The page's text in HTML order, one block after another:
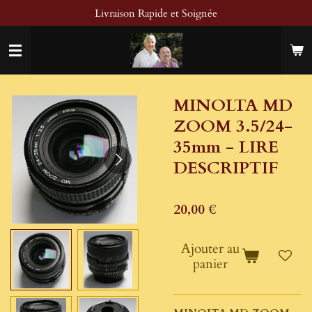
au
contenu
principal
Livraison Rapide et Soignée
MINOLTA MD
ZOOM 3.5/24-
35mm - LIRE
DESCRIPTIF
20,00 €
Ajouter au
panier